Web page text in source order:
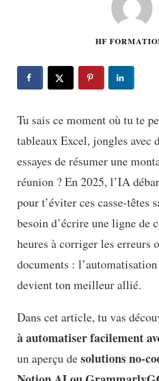
HF
Tu sais ce moment où tu te
tableaux Excel, jongles avec
essayes de résumer une
réunion ? En 2025, l’IA
pour t’éviter ces casse-têtes
besoin d’écrire une ligne de
heures à corriger les erreurs
documents :
devient ton meilleur allié.
Dans cet article, tu vas
à automatiser facilement
un aperçu desolutions no-